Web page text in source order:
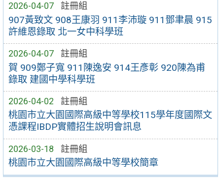
2026-04-07 註冊組
907黃致文 908王康羽 911李沛璇 911鄧聿晨 915
許維恩錄取 北一女中科學班
2026-04-07 註冊組
賀 909鄭子寬 911陳逸安 914王彥彰 920陳為甫
錄取 建國中學科學班
2026-04-02 註冊組
桃園市立大園國際高級中等學校115學年度國際文
憑課程IBDP實體招生說明會訊息
2026-03-18 註冊組
桃園市立大園國際高級中等學校簡章